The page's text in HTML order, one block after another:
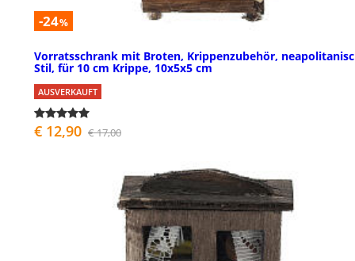
-24%
Vorratsschrank mit Broten, Krippenzubehör,
Stil, für 10 cm Krippe, 10x5x5 cm
AUSVERKAUFT
€ 12,90 € 17,00